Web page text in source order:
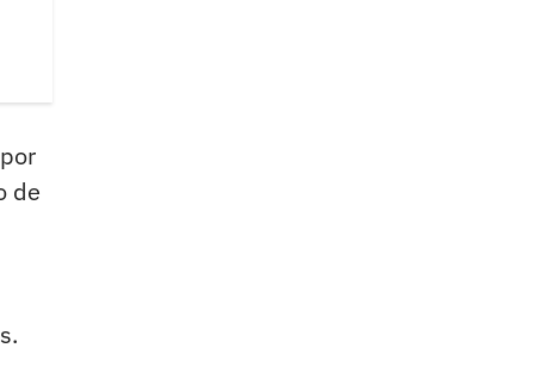
de